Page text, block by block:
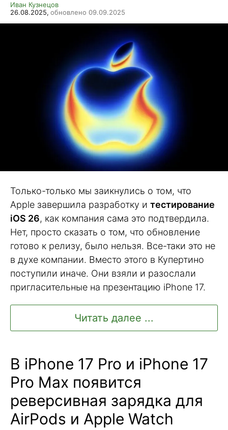
Иван Кузнецов
26.08.2025, обновлено 09.09.2025
Только-только мы заикнулись о том, что
Apple завершила разработку и тестирование
iOS 26, как компания сама это подтвердила.
Нет, просто сказать о том, что обновление
готово к релизу, было нельзя. Все-таки это не
в духе компании. Вместо этого в Купертино
поступили иначе. Они взяли и разослали
пригласительные на презентацию iPhone 17.
Читать далее ...
В iPhone 17 Pro и iPhone 17
Pro Max появится
реверсивная зарядка для
AirPods и Apple Watch